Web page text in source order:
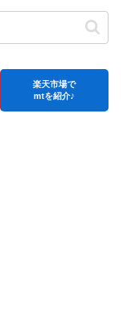
楽天市場で
mtを紹介♪